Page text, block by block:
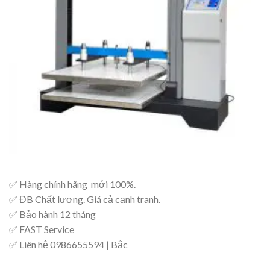
✅ Hàng chính hãng mới 100%.
✅ ĐB Chất lượng. Giá cả cạnh tranh.
✅ Bảo hành 12 tháng
✅ FAST Service
✅ Liên hệ 0986655594 | Bắc